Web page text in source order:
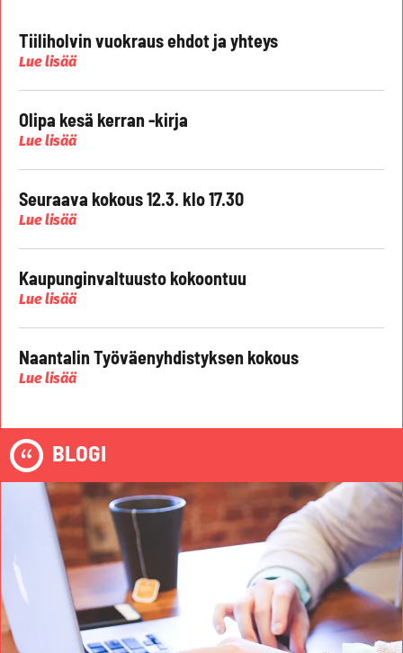
Tiiliholvin vuokraus ehdot ja yhteys
Lue lisää
Olipa kesä kerran -kirja
Lue lisää
Seuraava kokous 12.3. klo 17.30
Lue lisää
Kaupunginvaltuusto kokoontuu
Lue lisää
Naantalin Työväenyhdistyksen kokous
Lue lisää
BLOGI